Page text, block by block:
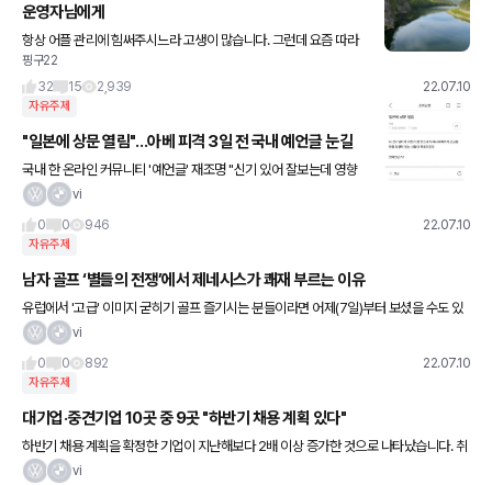
운영자님에게
항상 어플 관리에 힘써주시느라 고생이 많습니다. 그런데 요즘 따라
정치글or차량과 관련없는 글들이 보입니다. 예전엔 차관련된 글만
올라와서 정보들을 알아갈 수 있어 좋았던 기억 뿐 이였는데 요즘은
핑구22
32
15 2,939 22.07.10
자유주제
"일본에 상문 열림"…아베 피격 3일 전 국내 예언글 눈길
국내 한 온라인 커뮤니티 '예언글' 재조명 "신기 있어 잘보는데 영향
력있는 사람 죽어" 아베 신조 전 일본 총리가 8일 가두 연설 도중 총
vi
0
0 946 22.07.10
자유주제
남자 골프 ‘별들의 전쟁’에서 제네시스가 쾌재 부르는 이유
유럽에서 '고급' 이미지 굳히기 골프 즐기시는 분들이라면 어제(7일)부터 보셨을 수도 있
는 스코티시 오픈. 아마 곳곳에서 보인 로고와 차량들이 낯익으셨을텐데, 제네시스가 공식
vi
0
0 892 22.07.10
자유주제
대기업·중견기업 10곳 중 9곳 "하반기 채용 계획 있다"
하반기 채용 계획을 확정한 기업이 지난해보다 2배 이상 증가한 것으로 나타났습니다. 취
업정보플랫폼 캐치는 오늘(9일) 상위 445개 기업을 대상으로 하반기 채용 계획을 조사
vi